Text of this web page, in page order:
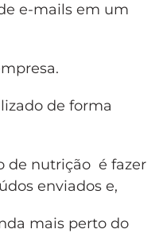
e-mails em um
de forma
de nutrição é fazer
enviados e,
mais perto do